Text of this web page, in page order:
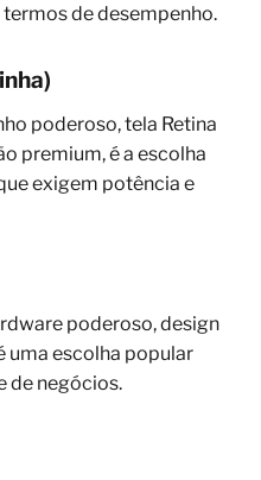
de desempenho.
poderoso, tela Retina
premium, é a escolha
exigem potência e
poderoso, design
uma escolha popular
de negócios.